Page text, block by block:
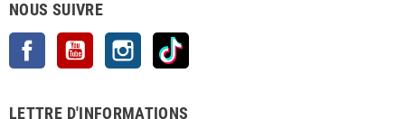
NOUS SUIVRE
Facebook YouTube Instagram
LETTRE D'INFORMATIONS